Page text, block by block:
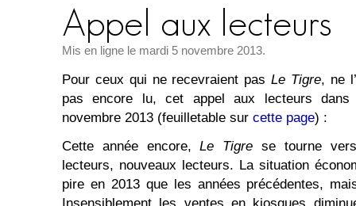
Mis en ligne le mardi 5 novembre 2013.
Pour ceux qui ne recevraient pas Le Tigre, ne
pas encore lu, cet appel aux lecteurs dans
novembre 2013 (feuilletable sur cette page) :
Cette année encore,Le Tigre se tourne
lecteurs, nouveaux lecteurs. La situation
pire en 2013 que les années précédentes,